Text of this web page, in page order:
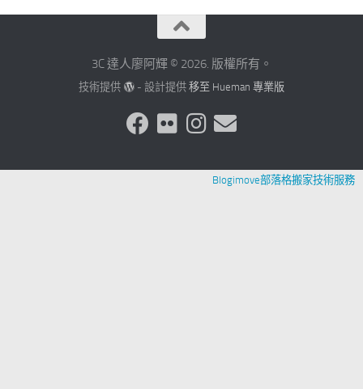
3C 達人廖阿輝 © 2026. 版權所有。
技術提供 - 設計提供 移至 Hueman 專業版
Blogimove部落格搬家技術服務